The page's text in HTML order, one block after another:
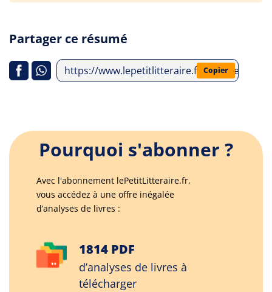
Partager ce résumé
https://www.lepetitlitteraire.fr/analyses-
Copier
Pourquoi s'abonner ?
Avec l'abonnement lePetitLitteraire.fr,
vous accédez à une offre inégalée
d’analyses de livres :
1814 PDF
d’analyses de livres à
télécharger